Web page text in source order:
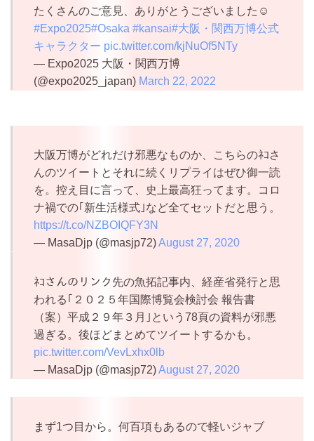
たくさんのご意見、ありがとうございました☺
#Expo2025#Osaka #kansai#大阪・関西万博公式
キャラクター pic.twitter.com/kjNuOf5NTy
— Expo2025 大阪・関西万博
(@expo2025_japan) March 22, 2022
大阪万博がどれだけ邪悪なものか、こちらのﾈｺさ
んのツイートとそれに続くリプライはぜひ御一読
を。控え目に言って、史上最高狂ってます。コロ
ナ禍での｢新生活様式｣など全てセットだと思う。
https://t.co/NZBOIQFY3N
— MasaDjp (@masjp72)August 27, 2020
ﾈｺさんのリンク先の魚拓記事内、経産省発行と思
われる｢２０２５年国際博覧会検討会 報告書
（案）平成２９年３月｣という78頁の資料が邪悪
過ぎる。後ほどまとめてツイートするかも。
pic.twitter.com/VevLxhx0lb
— MasaDjp (@masjp72)August 27, 2020
まず1つ目から。何百項もあるので軽いジャブ